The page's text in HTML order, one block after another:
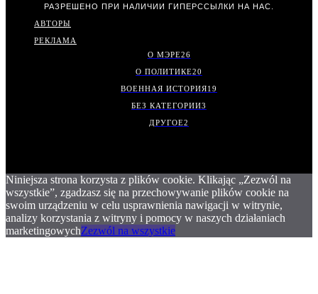
РАЗРЕШЕНО ПРИ НАЛИЧИИ ГИПЕРССЫЛКИ НА НАС.
АВТОРЫ
РЕКЛАМА
О МЭРЕ26
О ПОЛИТИКЕ20
ВОЕННАЯ ИСТОРИЯ19
БЕЗ КАТЕГОРИИ3
ДРУГОЕ2
Niniejsza strona korzysta z plików cookie. Klikając „Zezwól na
wszystkie”, zgadzasz się na przechowywanie plików cookie na
swoim urządzeniu w celu usprawnienia nawigacji w witrynie,
analizy korzystania z witryny i pomocy w naszych działaniach
marketingowychZezwól na wszystkie